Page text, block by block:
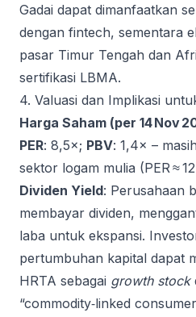
Gadai dapat dimanfaatkan
dengan fintech, sementara
pasar Timur Tengah dan
sertifikasi LBMA.
4. Valuasi dan Implikasi
Harga Saham (per 14 Nov
PER: 8,5×; PBV: 1,4× –
sektor logam mulia (PER ≈
Dividen Yield: Perusahaan
membayar dividen,
laba untuk ekspansi.
pertumbuhan kapital dapat
HRTA sebagai growth stock
“commodity‑linked